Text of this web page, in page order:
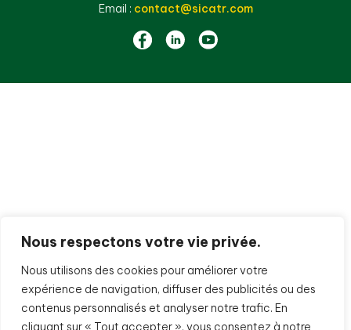
Nous respectons votre vie privée.
Nous utilisons des cookies pour améliorer votre
expérience de navigation, diffuser des publicités ou des
contenus personnalisés et analyser notre trafic. En
cliquant sur « Tout accepter », vous consentez à notre
Email : contact@sicatr.com